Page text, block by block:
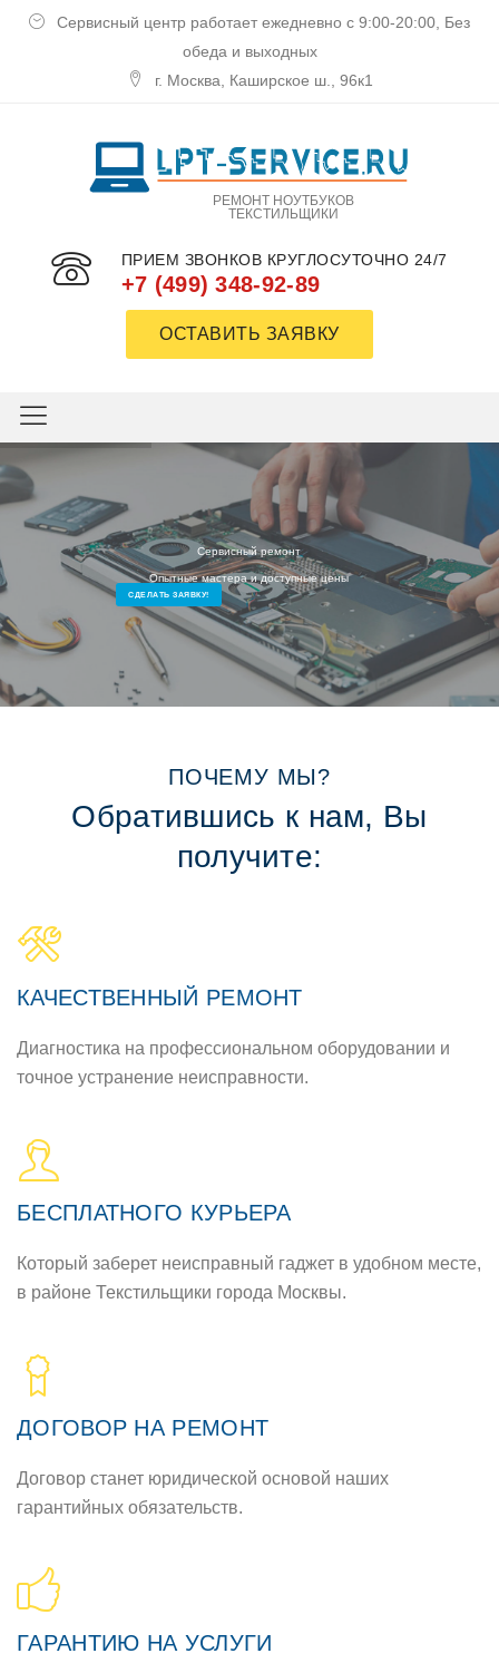
Сервисный центр работает ежедневно с 9:00-20:00, Без
обеда и выходных
г. Москва, Каширское ш., 96к1
РЕМОНТ НОУТБУКОВ
ТЕКСТИЛЬЩИКИ
ПРИЕМ ЗВОНКОВ КРУГЛОСУТОЧНО 24/7
+7 (499) 348-92-89
ОСТАВИТЬ ЗАЯВКУ
Сервисный ремонт
Опытные мастера и доступные цены
СДЕЛАТЬ ЗАЯВКУ!
ПОЧЕМУ МЫ?
Обратившись к нам, Вы
получите:
КАЧЕСТВЕННЫЙ РЕМОНТ
Диагностика на профессиональном оборудовании и
точное устранение неисправности.
БЕСПЛАТНОГО КУРЬЕРА
Который заберет неисправный гаджет в удобном месте,
в районе Текстильщики города Москвы.
ДОГОВОР НА РЕМОНТ
Договор станет юридической основой наших
гарантийных обязательств.
ГАРАНТИЮ НА УСЛУГИ